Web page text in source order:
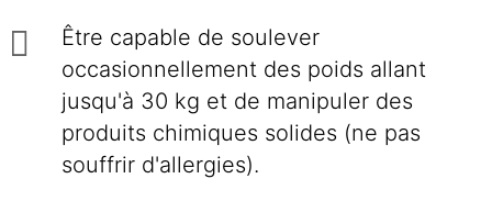
Être capable de soulever
occasionnellement des poids allant
jusqu'à 30 kg et de manipuler des
produits chimiques solides (ne pas
souffrir d'allergies).